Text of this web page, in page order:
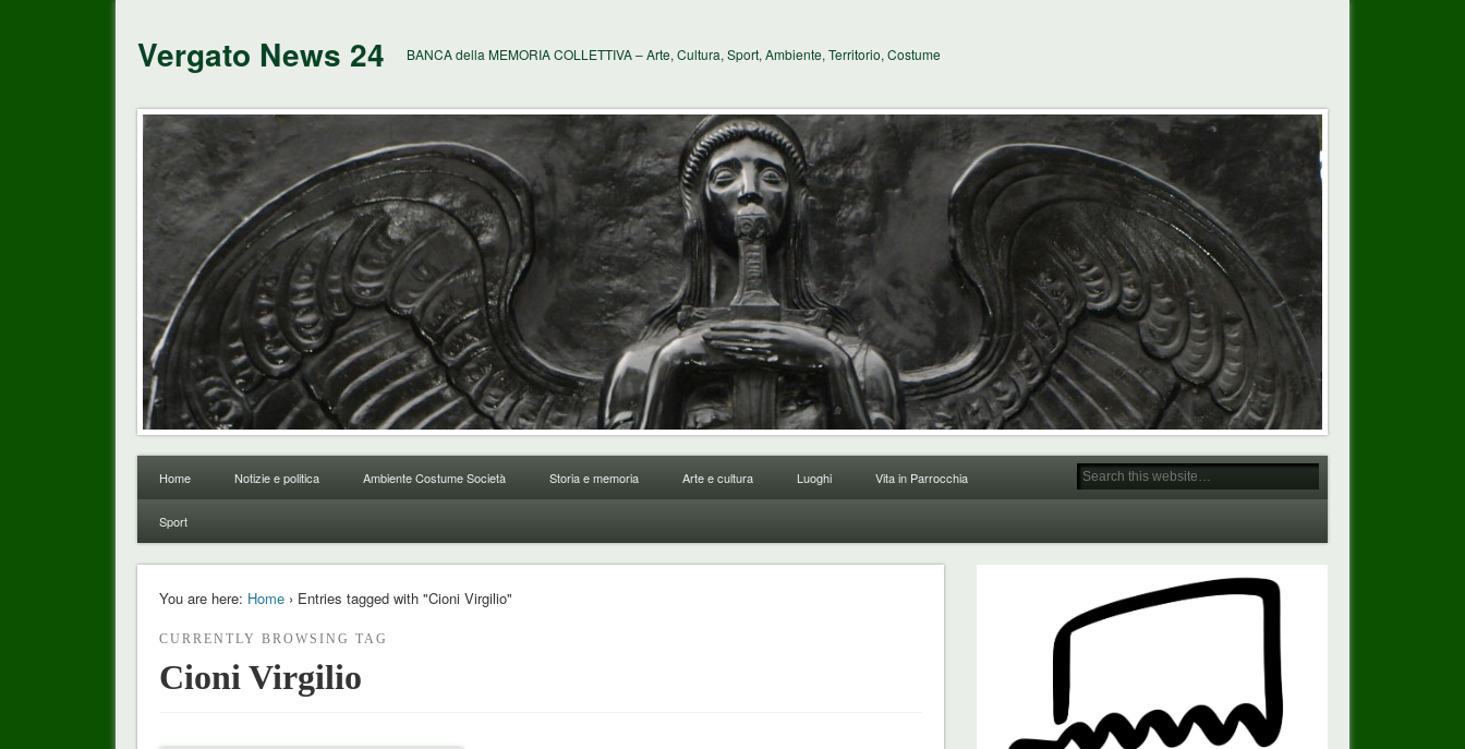
Vergato News 24 BANCA della MEMORIA COLLETTIVA – Arte, Cultura, Sport, Ambiente, Territorio, Costume
Home Notizie e politica Ambiente Costume Società Storia e memoria Arte e cultura Luoghi Vita in Parrocchia
Sport
You are here: Home› Entries tagged with "Cioni Virgilio"
CURRENTLY BROWSING TAG
Cioni Virgilio